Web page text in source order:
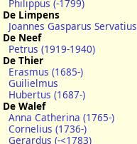
Philippus (-1799)
De Limpens
Joannes Gasparus Servatius
De Neef
Petrus (1919-1940)
De Thier
Erasmus (1685-)
Guilielmus
Hubertus (1687-)
De Walef
Anna Catherina (1765-)
Cornelius (1736-)
Gerardus (-<1783)